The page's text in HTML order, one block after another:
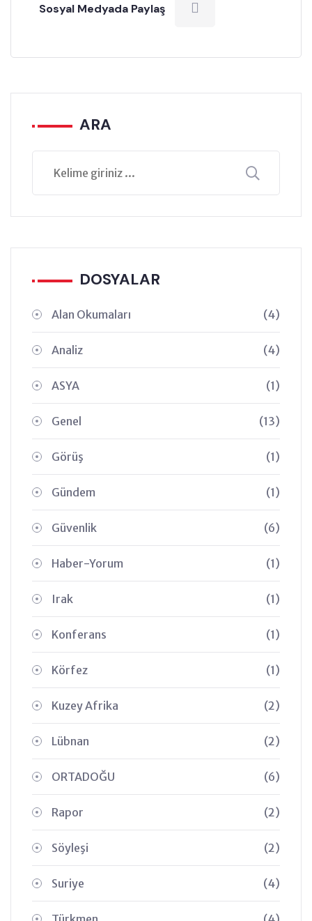
Sosyal Medyada Paylaş
ARA
DOSYALAR
Alan Okumaları (4)
Analiz (4)
ASYA (1)
Genel (13)
Görüş (1)
Gündem (1)
Güvenlik (6)
Haber-Yorum (1)
Irak (1)
Konferans (1)
Körfez (1)
Kuzey Afrika (2)
Lübnan (2)
ORTADOĞU (6)
Rapor (2)
Söyleşi (2)
Suriye (4)